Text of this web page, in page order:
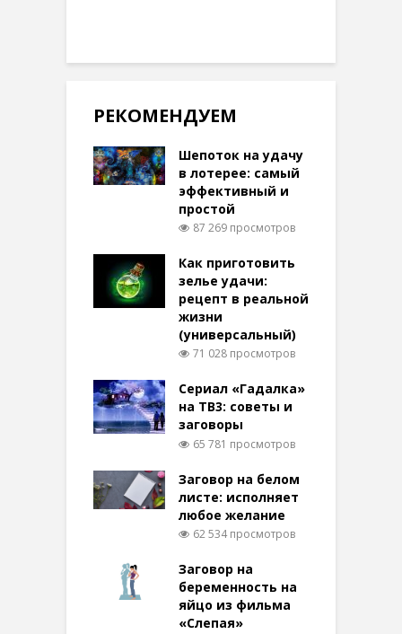
РЕКОМЕНДУЕМ
Шепоток на удачу
в лотерее: самый
эффективный и
простой
87 269 просмотров
Как приготовить
зелье удачи:
рецепт в реальной
жизни
(универсальный)
71 028 просмотров
Сериал «Гадалка»
на ТВ3: советы и
заговоры
65 781 просмотров
Заговор на белом
листе: исполняет
любое желание
62 534 просмотров
Заговор на
беременность на
яйцо из фильма
«Слепая»